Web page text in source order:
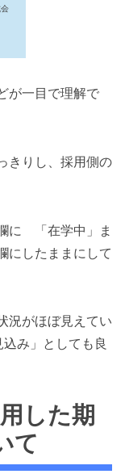
が一目で理解で
きりし、採用側の
に 「在学中」ま
にしたままにして
況がほぼ見えてい
み」としても良
した期
て